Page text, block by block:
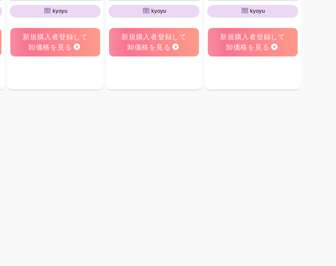
kyoyu
新規購入者登録して
卸価格を見る
kyoyu
新規購入者登録して
卸価格を見る
kyoyu
新規購入者登録して
卸価格を見る